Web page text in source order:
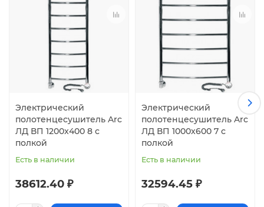
Электрический
полотенцесушитель Arc
ЛД ВП 1200x400 8 с
полкой
Есть в наличии
38612.40 ₽
Электрический
полотенцесушитель Arc
ЛД ВП 1000x600 7 с
полкой
Есть в наличии
32594.45 ₽